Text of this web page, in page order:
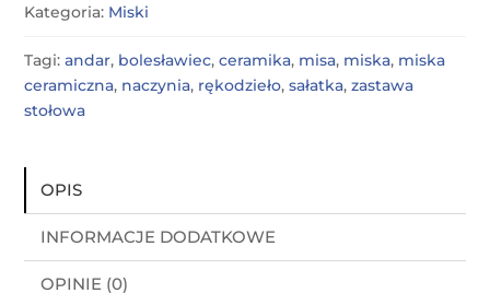
Kategoria: Miski
Tagi:andar, bolesławiec,ceramika, misa, miska, miska
ceramiczna, naczynia, rękodzieło,sałatka,zastawa
stołowa
OPIS
INFORMACJE DODATKOWE
OPINIE (0)